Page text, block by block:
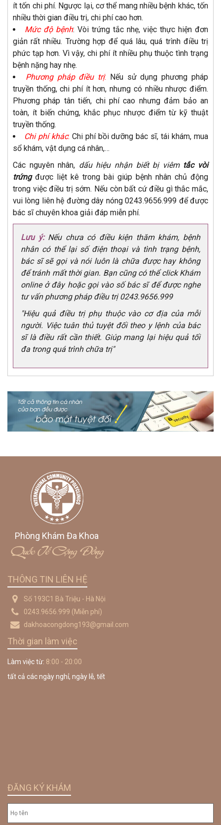
ít tốn chi phí. Ngược lại, cơ thể mang nhiều bệnh khác, tốn
nhiều thời gian điều trị, chi phí cao hơn.
Mức độ bệnh: Vòi trứng tắc nhẹ, việc thực hiện đơn
giản rất nhiều. Trường hợp để quá lâu, quá trình điều trị
phức tạp hơn. Vì vậy, chi phí ít nhiều phụ thuộc tình trạng
bệnh nặng hay nhẹ.
Phương pháp điều trị: Nếu sử dụng phương pháp
truyền thống, chi phí ít hơn, nhưng có nhiều nhược điểm.
Phương pháp tân tiến, chi phí cao nhưng đảm bảo an
toàn, ít biến chứng, khắc phục nhược điểm từ kỹ thuật
truyền thống.
Chi phí khác: Chi phí bồi dưỡng bác sĩ, tái khám, mua
sổ khám, vật dụng cá nhân,…
Các nguyên nhân, dấu hiệu nhận biết bị viêm tắc vòi
trứngđược liệt kê trong bài giúp bệnh nhân chủ động
trong việc điều trị sớm. Nếu còn bất cứ điều gì thắc mắc,
vui lòng liên hệ đường dây nóng 0243.9656.999 để được
bác sĩ chuyên khoa giải đáp miễn phí.
Lưu ý:Nếu chưa có điều kiện thăm khám, bệnh
nhân có thể lại số điện thoại và tình trạng bệnh,
bác sĩ sẽ gọi và nói luôn là chữa được hay không
để tránh mất thời gian. Bạn cũng có thể click Khám
online ở đây hoặc gọi vào số bác sĩ để được nghe
tư vấn phương pháp điều trị 0243.9656.999
"Hiệu quả điều trị phụ thuộc vào cơ địa của mỗi
người. Việc tuân thủ tuyệt đối theo y lệnh của bác
sĩ là điều rất cần thiết. Giúp mang lại hiệu quả tối
đa trong quá trình chữa trị"
Phòng Khám Đa Khoa
Quốc Tế Cộng Đồng
THÔNG TIN LIÊN HỆ
Số 193C1 Bà Triệu - Hà Nội
0243.9656.999 (Miễn phí)
dakhoacongdong193@gmail.com
Thời gian làm việc
Làm việc từ: 8:00 - 20:00
tất cả các ngày nghỉ, ngày lễ, tết
ĐĂNG KÝ KHÁM